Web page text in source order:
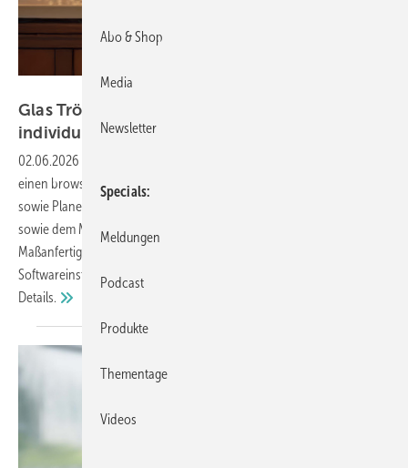
Glas Trösch: Neuer Online-Konfigurator für
individuelleGlasvitrinen
02.06.2026
einen browserbasierten Konfigurator für Glasvitrinen. Glasbauer
sowie Planende und Fachbetriebe aus dem Laden- und Messebau
sowie dem Museumsbereich können damit individuelle
Maßanfertigungen direkt im Browser entwerfen, ohne zusätzliche
Softwareinstallation und mit Echtzeit-Visualisierung. Hier die
Details.
Abo & Shop
Media
Newsletter
Specials
Meldungen
Podcast
Produkte
Thementage
Videos